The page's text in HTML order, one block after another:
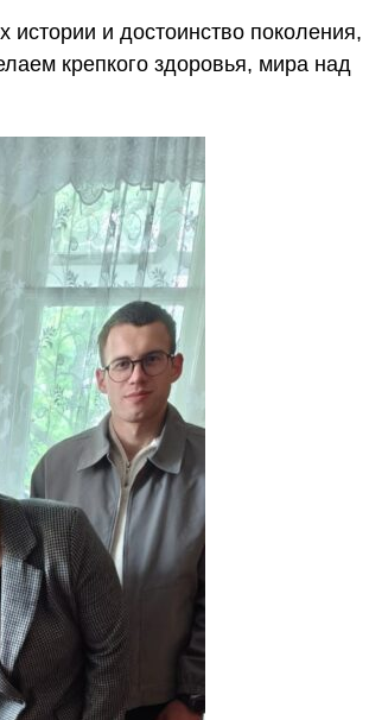
и достоинство поколения,
крепкого здоровья, мира над